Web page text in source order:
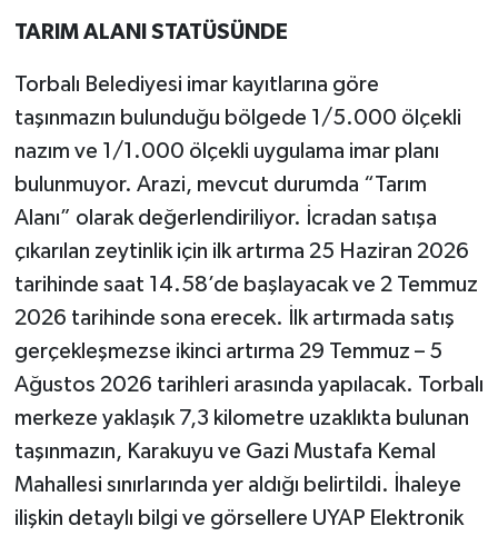
TARIM ALANI STATÜSÜNDE
Torbalı Belediyesi imar kayıtlarına göre
taşınmazın bulunduğu bölgede 1/5.000 ölçekli
nazım ve 1/1.000 ölçekli uygulama imar planı
bulunmuyor. Arazi, mevcut durumda “Tarım
Alanı” olarak değerlendiriliyor. İcradan satışa
çıkarılan zeytinlik için ilk artırma 25 Haziran 2026
tarihinde saat 14.58’de başlayacak ve 2 Temmuz
2026 tarihinde sona erecek. İlk artırmada satış
gerçekleşmezse ikinci artırma 29 Temmuz – 5
Ağustos 2026 tarihleri arasında yapılacak. Torbalı
merkeze yaklaşık 7,3 kilometre uzaklıkta bulunan
taşınmazın, Karakuyu ve Gazi Mustafa Kemal
Mahallesi sınırlarında yer aldığı belirtildi. İhaleye
ilişkin detaylı bilgi ve görsellere UYAP Elektronik